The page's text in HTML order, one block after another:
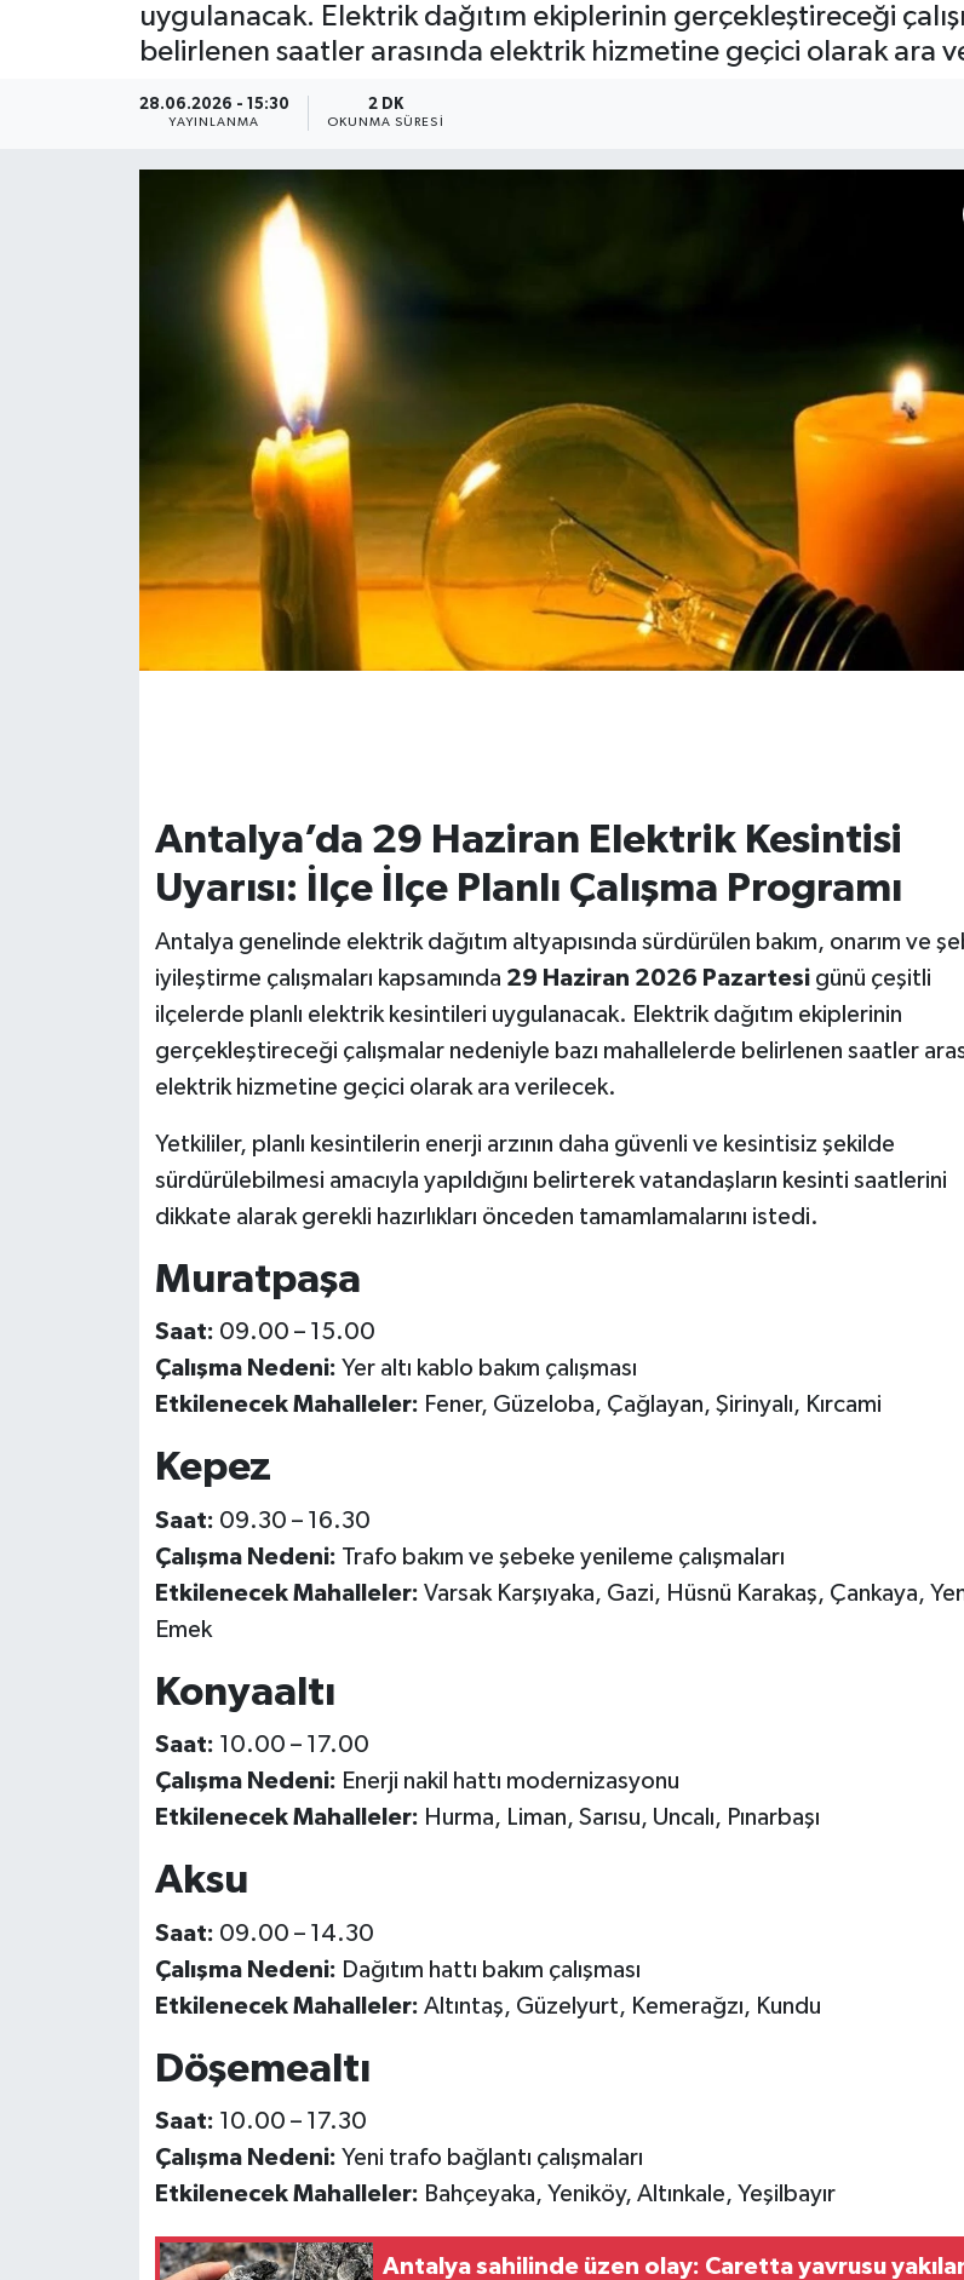
uygulanacak. Elektrik dağıtım ekiplerinin gerçekleştireceği
belirlenen saatler arasında elektrik hizmetine geçici olarak ara
28.06.2026 - 15:30
YAYINLANMA
2 DK
OKUNMA SÜRESI
Antalya’da 29 Haziran Elektrik Kesintisi
Uyarısı: İlçe İlçe Planlı Çalışma Programı
Antalya genelinde elektrik dağıtım altyapısında sürdürülen bakım, onarım ve
iyileştirme çalışmaları kapsamında 29 Haziran 2026 Pazartesigünü çeşitli
ilçelerde planlı elektrik kesintileri uygulanacak. Elektrik dağıtım ekiplerinin
gerçekleştireceği çalışmalar nedeniyle bazı mahallelerde belirlenen saatler
elektrik hizmetine geçici olarak ara verilecek.
Yetkililer, planlı kesintilerin enerji arzının daha güvenli ve kesintisiz şekilde
sürdürülebilmesi amacıyla yapıldığını belirterek vatandaşların kesinti saatlerini
dikkate alarak gerekli hazırlıkları önceden tamamlamalarını istedi.
Muratpaşa
Saat: 09.00 – 15.00
Çalışma Nedeni: Yer altı kablo bakım çalışması
Etkilenecek Mahalleler: Fener, Güzeloba, Çağlayan, Şirinyalı, Kırcami
Kepez
Saat: 09.30 – 16.30
Çalışma Nedeni: Trafo bakım ve şebeke yenileme çalışmaları
Etkilenecek Mahalleler: Varsak Karşıyaka, Gazi, Hüsnü Karakaş, Çankaya,
Emek
Konyaaltı
Saat: 10.00 – 17.00
Çalışma Nedeni: Enerji nakil hattı modernizasyonu
Etkilenecek Mahalleler: Hurma, Liman, Sarısu, Uncalı, Pınarbaşı
Aksu
Saat: 09.00 – 14.30
Çalışma Nedeni: Dağıtım hattı bakım çalışması
Etkilenecek Mahalleler: Altıntaş, Güzelyurt, Kemerağzı, Kundu
Döşemealtı
Saat: 10.00 – 17.30
Çalışma Nedeni: Yeni trafo bağlantı çalışmaları
Etkilenecek Mahalleler: Bahçeyaka, Yeniköy, Altınkale, Yeşilbayır
Antalya sahilinde üzen olay: Caretta yavrusu
Resmi Reklamlar